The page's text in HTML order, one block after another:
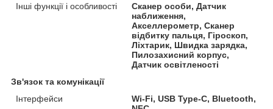
Інші функції і особливості
Сканер особи, Датчик
наближення,
Акселлерометр, Сканер
відбитку пальця, Гіроскоп,
Ліхтарик, Швидка зарядка,
Пилозахисний корпус,
Датчик освітленості
Зв'язок та комунікації
Інтерфейси
Wi-Fi, USB Type-C, Bluetooth,